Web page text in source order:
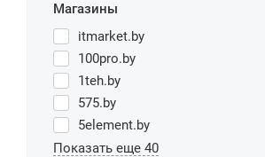
Магазины
itmarket.by
100pro.by
1teh.by
575.by
5element.by
Показать еще 40